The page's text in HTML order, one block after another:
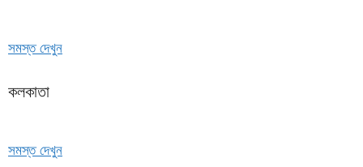
সমস্ত দেখুন
কলকাতা
সমস্ত দেখুন